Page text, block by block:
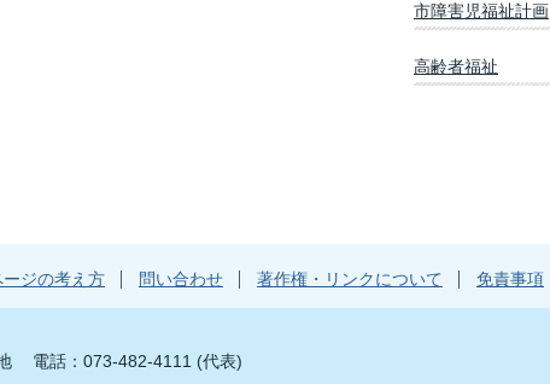
市障害児福祉計画
高齢者福祉
ジの考え方 問い合わせ 著作権・リンクについて 免責事項
電話：073-482-4111 (代表)